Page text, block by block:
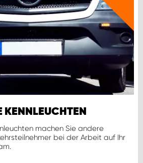
KENNLEUCHTEN
machen Sie andere
bei der Arbeit auf Ihr